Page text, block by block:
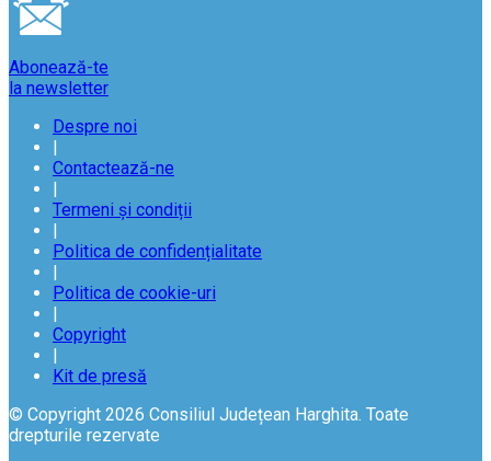
Abonează-te
la newsletter
Despre noi
|
Contactează-ne
|
Termeni și condiții
|
Politica de confidențialitate
|
Politica de cookie-uri
|
Copyright
|
Kit de presă
© Copyright 2026 Consiliul Județean Harghita. Toate
drepturile rezervate